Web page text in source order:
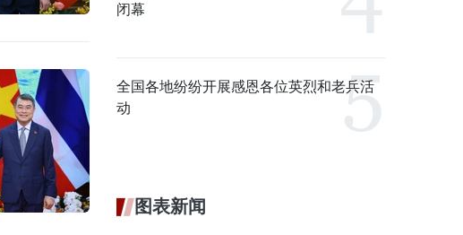
闭幕
全国各地纷纷开展感恩各位英烈和老兵活
动
图表新闻